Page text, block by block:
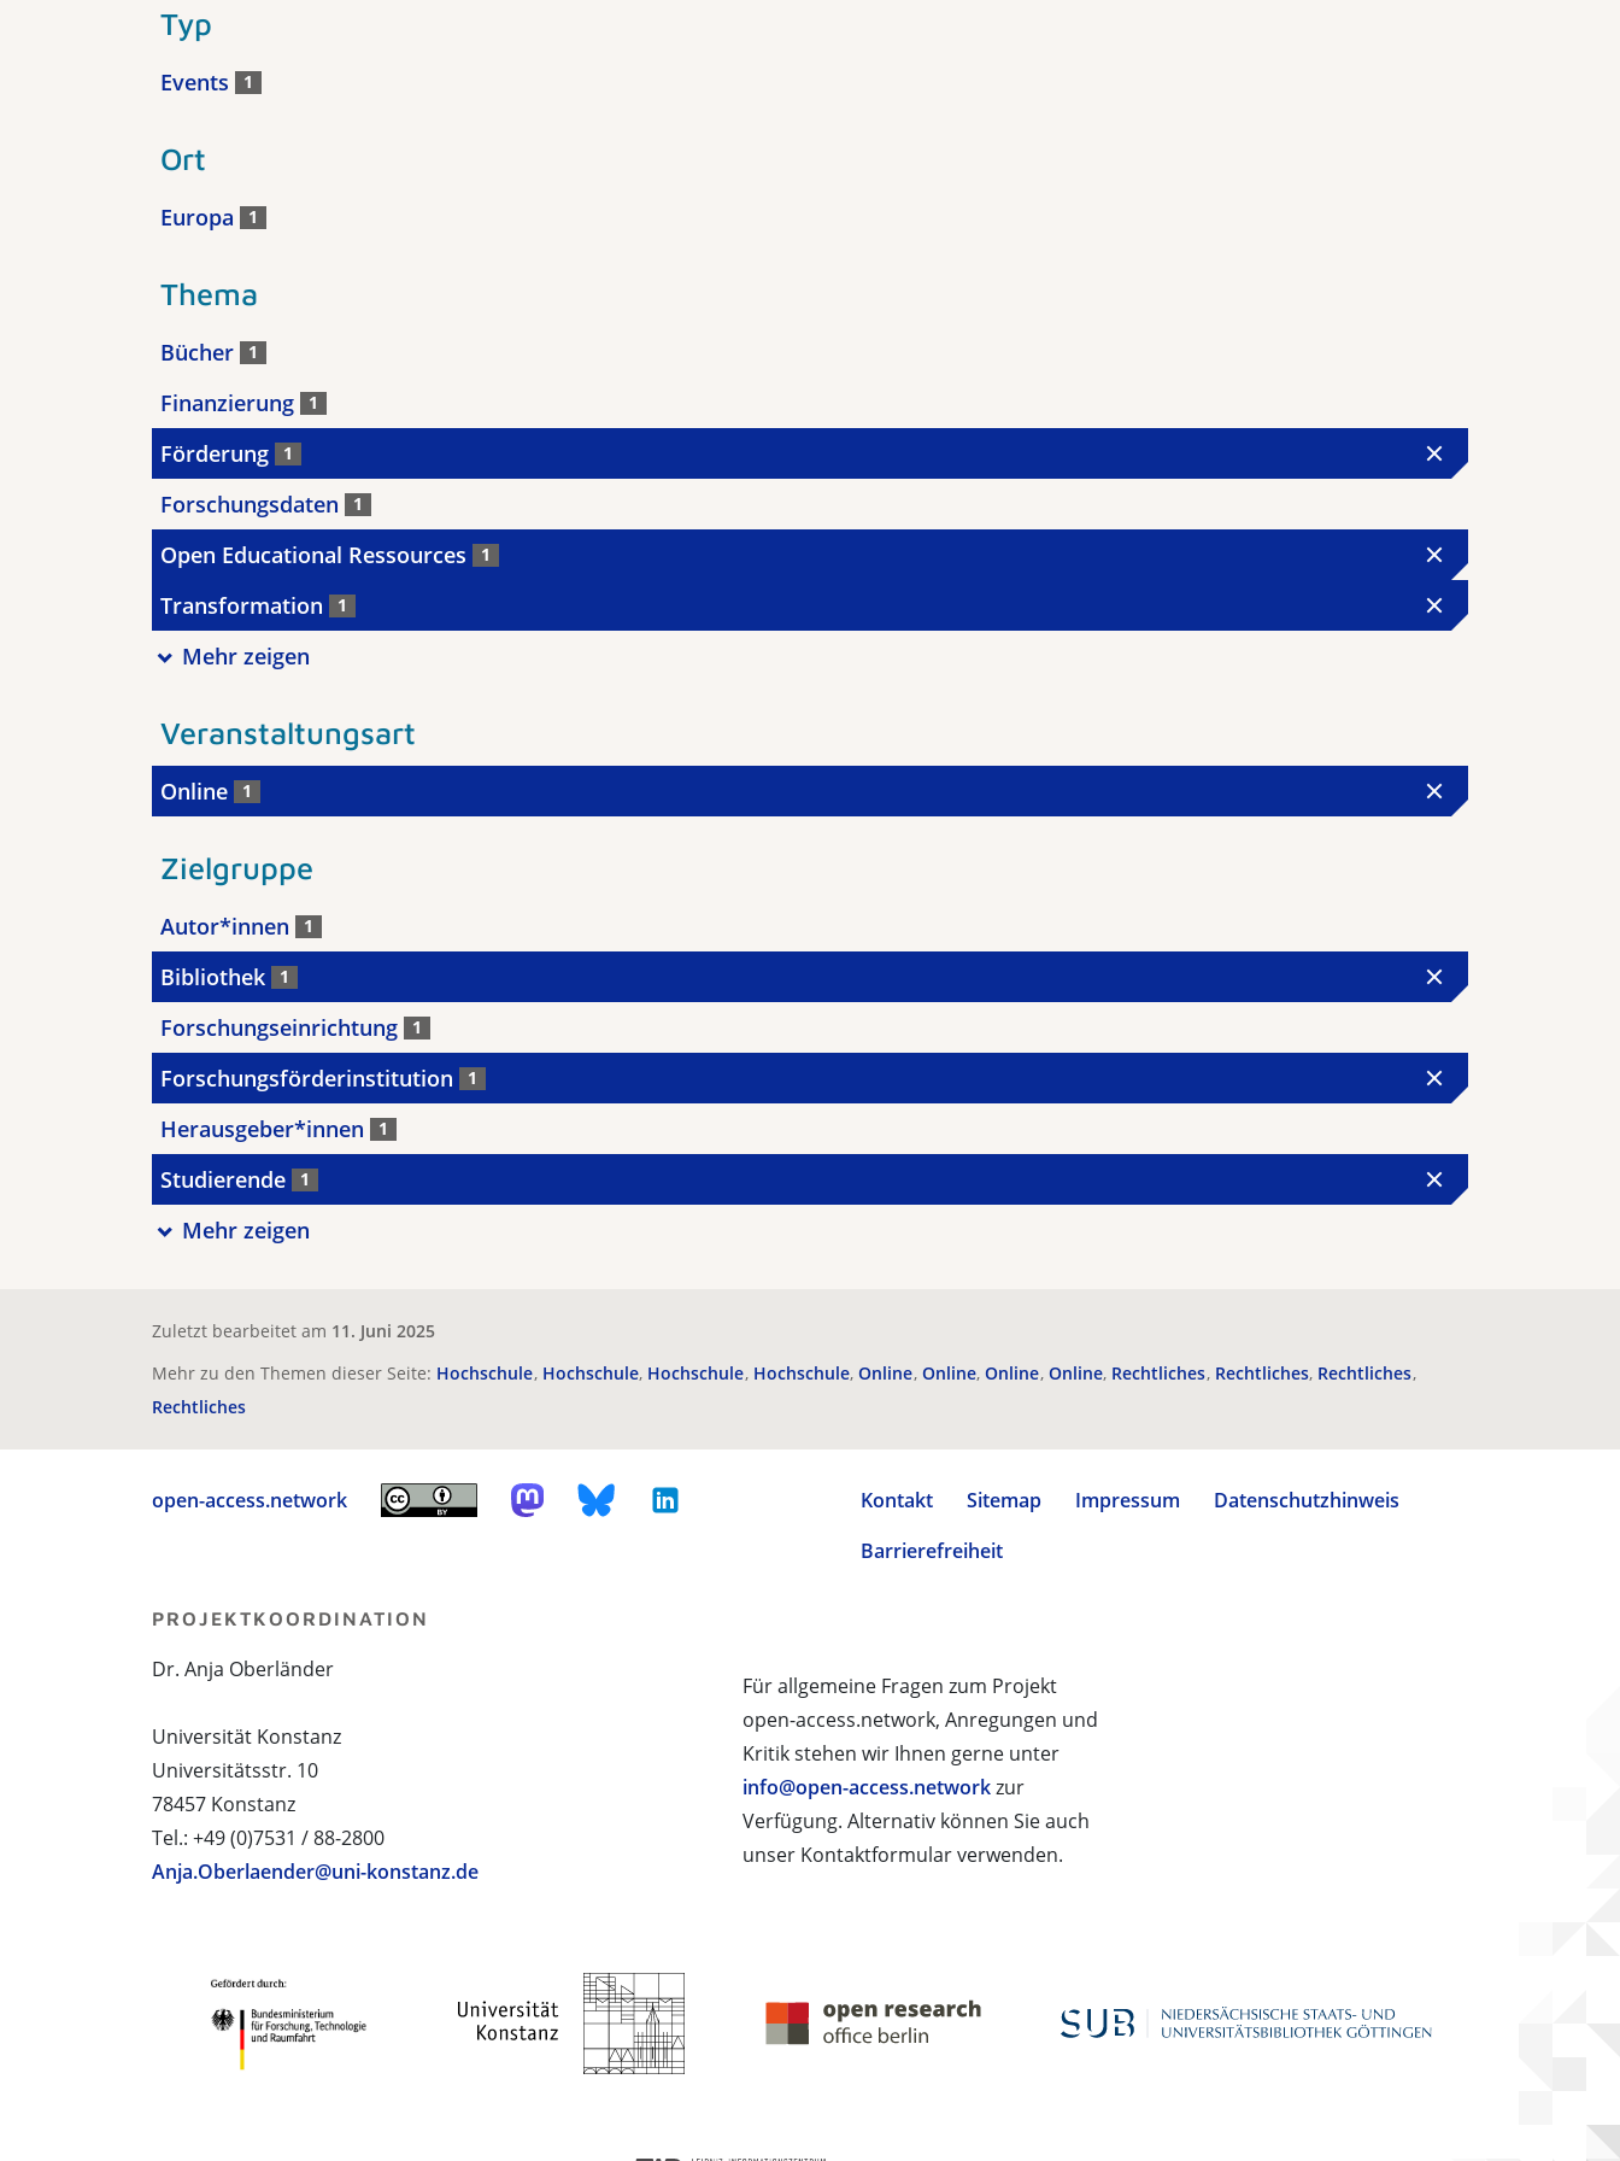
Typ
Events 1
Ort
Europa 1
Thema
Bücher 1
Finanzierung 1
Förderung 1
Forschungsdaten 1
Open Educational Ressources 1
Transformation 1
Mehr zeigen
Veranstaltungsart
Online 1
Zielgruppe
Autor*innen 1
Bibliothek 1
Forschungseinrichtung 1
Forschungsförderinstitution 1
Herausgeber*innen 1
Studierende 1
Mehr zeigen
Zuletzt bearbeitet am 11. Juni 2025
Mehr zu den Themen dieser Seite: Hochschule Hochschule Hochschule Hochschule Online Online Online Online Rechtliches Rechtliches Rechtliches
Rechtliches
open-access.network Kontakt Sitemap Impressum
Datenschutzhinweis
Barrierefreiheit
Für allgemeine Fragen zum Projekt
open-access.network, Anregungen und
Kritik stehen wir Ihnen gerne unter
info@open-access.networkzur
Verfügung. Alternativ können Sie auch
unser Kontaktformular verwenden.
PROJEKTKOORDINATION
Dr. Anja Oberländer
Universität Konstanz
Universitätsstr. 10
78457 Konstanz
Tel.: +49 (0)7531 / 88-2800
Anja.Oberlaender@uni-konstanz.de